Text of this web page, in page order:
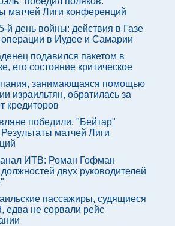
матчей Лиги конференций
й день войны: действия в Газе
в Иудее и Самарии
подавился пакетом в
его состояние критическое
занимающаяся помощью
израильтян, обратилась за
кредиторов
победили. "Бейтар"
матчей Лиги
ИТВ: Роман Гофман
двух руководителей
пассажиры, судящиеся
едва не сорвали рейс